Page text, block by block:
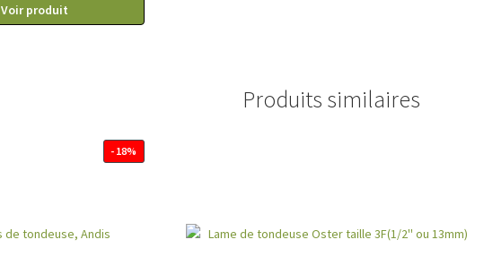
Voir produit
Produits similaires
- 18%